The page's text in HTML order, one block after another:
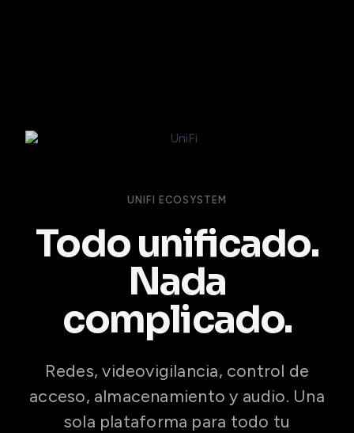
UNIFI ECOSYSTEM
Todo unificado.
Nada
complicado.
Redes, videovigilancia, control de
acceso, almacenamiento y audio. Una
sola plataforma para todo tu